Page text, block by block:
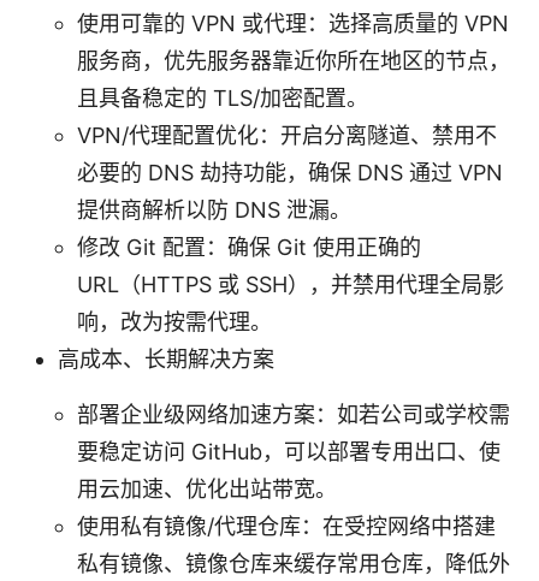
使用可靠的 VPN 或代理：选择高质量的 VPN
服务商，优先服务器靠近你所在地区的节点，
且具备稳定的 TLS/加密配置。
VPN/代理配置优化：开启分离隧道、禁用不
必要的 DNS 劫持功能，确保 DNS 通过 VPN
提供商解析以防 DNS 泄漏。
修改 Git 配置：确保 Git 使用正确的
URL（HTTPS 或 SSH），并禁用代理全局影
响，改为按需代理。
高成本、长期解决方案
部署企业级网络加速方案：如若公司或学校需
要稳定访问 GitHub，可以部署专用出口、使
用云加速、优化出站带宽。
使用私有镜像/代理仓库：在受控网络中搭建
私有镜像、镜像仓库来缓存常用仓库，降低外